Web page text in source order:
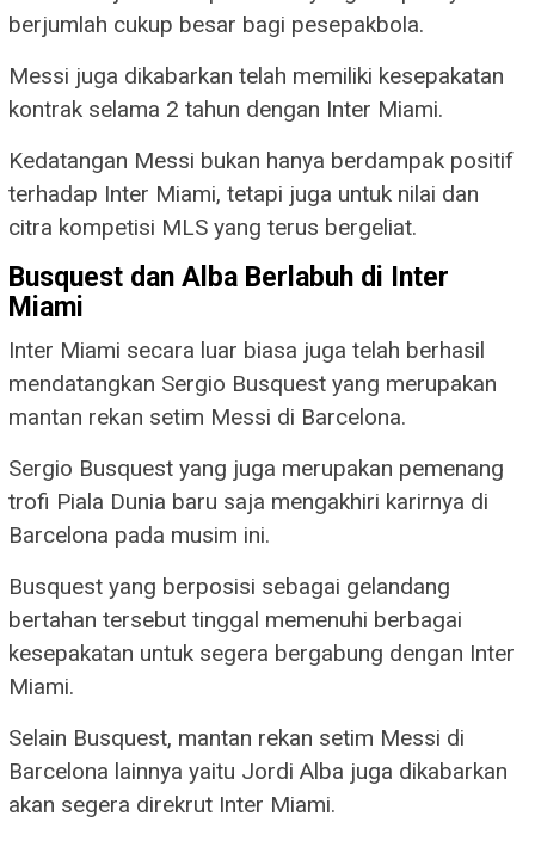
berjumlah cukup besar bagi pesepakbola.
Messi juga dikabarkan telah memiliki kesepakatan
kontrak selama 2 tahun dengan Inter Miami.
Kedatangan Messi bukan hanya berdampak positif
terhadap Inter Miami, tetapi juga untuk nilai dan
citra kompetisi MLS yang terus bergeliat.
Busquest dan Alba Berlabuh di Inter
Miami
Inter Miami secara luar biasa juga telah berhasil
mendatangkan Sergio Busquest yang merupakan
mantan rekan setim Messi di Barcelona.
Sergio Busquest yang juga merupakan pemenang
trofi Piala Dunia baru saja mengakhiri karirnya di
Barcelona pada musim ini.
Busquest yang berposisi sebagai gelandang
bertahan tersebut tinggal memenuhi berbagai
kesepakatan untuk segera bergabung dengan Inter
Miami.
Selain Busquest, mantan rekan setim Messi di
Barcelona lainnya yaitu Jordi Alba juga dikabarkan
akan segera direkrut Inter Miami.